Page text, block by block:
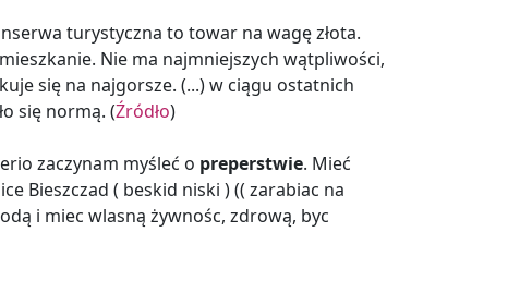
turystyczna to towar na wagę złota.
Nie ma najmniejszych wątpliwości,
się na najgorsze. (...) w ciągu ostatnich
się normą. (Źródło)
zaczynam myśleć o preperstwie. Mieć
Bieszczad ( beskid niski ) (( zarabiac na
i miec wlasną żywnośc, zdrową, byc